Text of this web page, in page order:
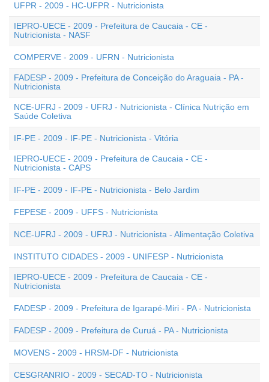
UFPR - 2009 - HC-UFPR - Nutricionista
IEPRO-UECE - 2009 - Prefeitura de Caucaia - CE -
Nutricionista - NASF
COMPERVE - 2009 - UFRN - Nutricionista
FADESP - 2009 - Prefeitura de Conceição do Araguaia - PA -
Nutricionista
NCE-UFRJ - 2009 - UFRJ - Nutricionista - Clínica Nutrição em
Saúde Coletiva
IF-PE - 2009 - IF-PE - Nutricionista - Vitória
IEPRO-UECE - 2009 - Prefeitura de Caucaia - CE -
Nutricionista - CAPS
IF-PE - 2009 - IF-PE - Nutricionista - Belo Jardim
FEPESE - 2009 - UFFS - Nutricionista
NCE-UFRJ - 2009 - UFRJ - Nutricionista - Alimentação Coletiva
INSTITUTO CIDADES - 2009 - UNIFESP - Nutricionista
IEPRO-UECE - 2009 - Prefeitura de Caucaia - CE -
Nutricionista
FADESP - 2009 - Prefeitura de Igarapé-Miri - PA - Nutricionista
FADESP - 2009 - Prefeitura de Curuá - PA - Nutricionista
MOVENS - 2009 - HRSM-DF - Nutricionista
CESGRANRIO - 2009 - SECAD-TO - Nutricionista